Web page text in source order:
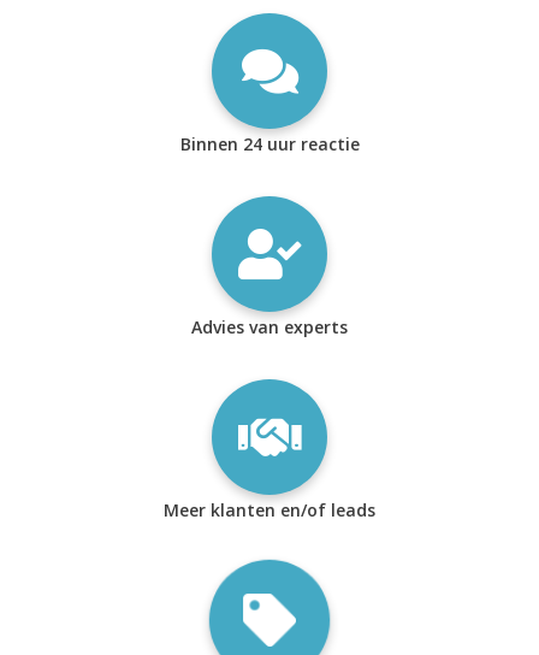
Binnen 24 uur reactie
Advies van experts
Meer klanten en/of leads